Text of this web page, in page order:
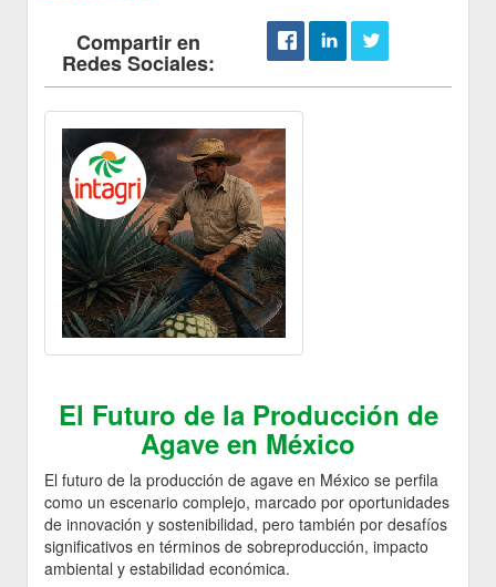
Compartir en
Redes Sociales:
El Futuro de la Producción de
Agave en México
El futuro de la producción de agave en México se perfila
como un escenario complejo, marcado por oportunidades
de innovación y sostenibilidad, pero también por desafíos
significativos en términos de sobreproducción, impacto
ambiental y estabilidad económica.